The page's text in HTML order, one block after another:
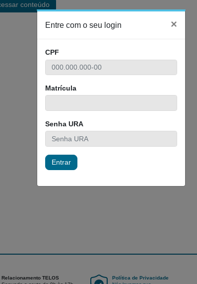
conteúdo
Relacionamento TELOS
Política de Privacidade
Entre com o seu login ×
CPF
Matrícula
Senha URA
Entrar